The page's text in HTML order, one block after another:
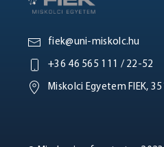
fiek@uni-miskolc.hu
+36 46 565 111 / 22-52
Miskolci Egyetem FIEK,